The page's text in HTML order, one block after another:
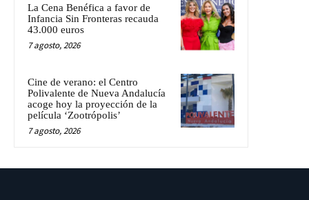
La Cena Benéfica a favor de
Infancia Sin Fronteras recauda
43.000 euros
7 agosto, 2026
Cine de verano: el Centro
Polivalente de Nueva Andalucía
acoge hoy la proyección de la
película ‘Zootrópolis’
7 agosto, 2026